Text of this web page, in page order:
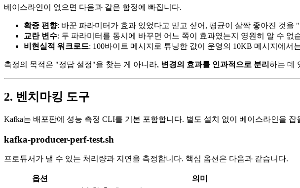
베이스라인이 없으면 다음과 같은 함정에 빠집니다.
확증 편향: 바꾼 파라미터가 효과 있었다고 믿고 싶어, 평균이 살짝 좋아진 것을
교란 변수: 두 파라미터를 동시에 바꾸면 어느 쪽이 효과였는지 영원히 알 수 없
비현실적 워크로드: 100바이트 메시지로 튜닝한 값이 운영의 10KB 메시지에서
측정의 목적은 "정답 설정"을 찾는 게 아니라, 변경의 효과를 인과적으로 분리 하는 데
2. 벤치마킹 도구
Kafka는 배포판에 성능 측정 CLI를 기본 포함합니다. 별도 설치 없이 베이스라인을 잡
kafka-producer-perf-test.sh
프로듀서가 낼 수 있는 처리량과 지연을 측정합니다. 핵심 옵션은 다음과 같습니다.
옵션 의미